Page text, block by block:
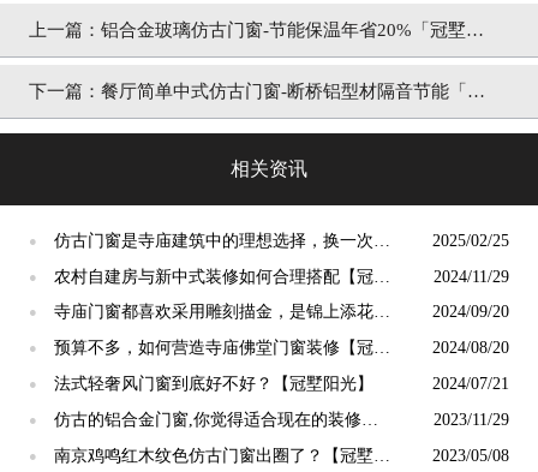
上一篇： 铝合金玻璃仿古门窗-节能保温年省20%「冠墅阳
光」
下一篇： 餐厅简单中式仿古门窗-断桥铝型材隔音节能「冠
相关资讯
●
仿古门窗是寺庙建筑中的理想选择，换一次用
终生【冠墅阳光】
2025/02/25
●
农村自建房与新中式装修如何合理搭配【冠墅
阳光】
2024/11/29
●
寺庙门窗都喜欢采用雕刻描金，是锦上添花
吗？【冠墅阳光】
2024/09/20
●
预算不多，如何营造寺庙佛堂门窗装修【冠墅
阳光】
2024/08/20
● 法式轻奢风门窗到底好不好？【冠墅阳光】 2024/07/21
●
仿古的铝合金门窗,你觉得适合现在的装修吗?
【冠墅阳光】
2023/11/29
●
南京鸡鸣红木纹色仿古门窗出圈了？【冠墅阳
2023/05/08